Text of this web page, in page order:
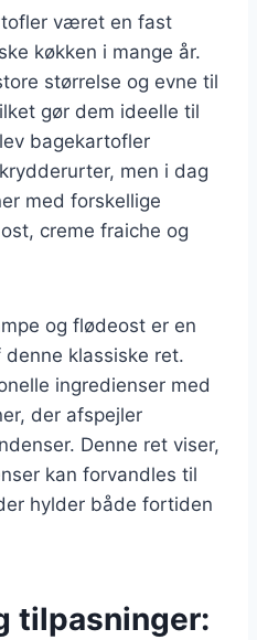
været en fast
køkken i mange år.
størrelse og evne til
gør dem ideelle til
bagekartofler
men i dag
med forskellige
creme fraiche og
og flødeost er en
klassiske ret.
ingredienser med
der afspejler
Denne ret viser,
kan forvandles til
hylder både fortiden
tilpasninger: